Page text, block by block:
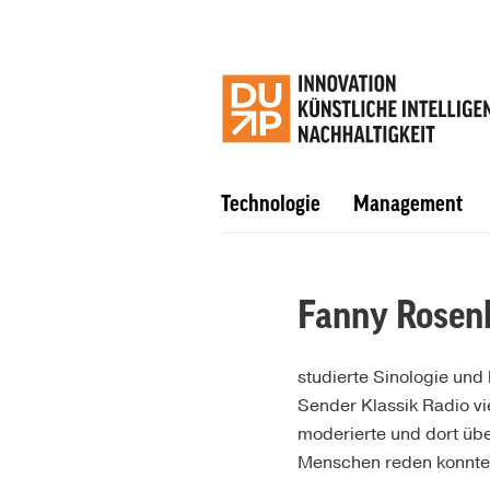
Technologie Management
Fanny
studierte Sinologie und
Sender Klassik Radio
moderierte und dort
Menschen reden